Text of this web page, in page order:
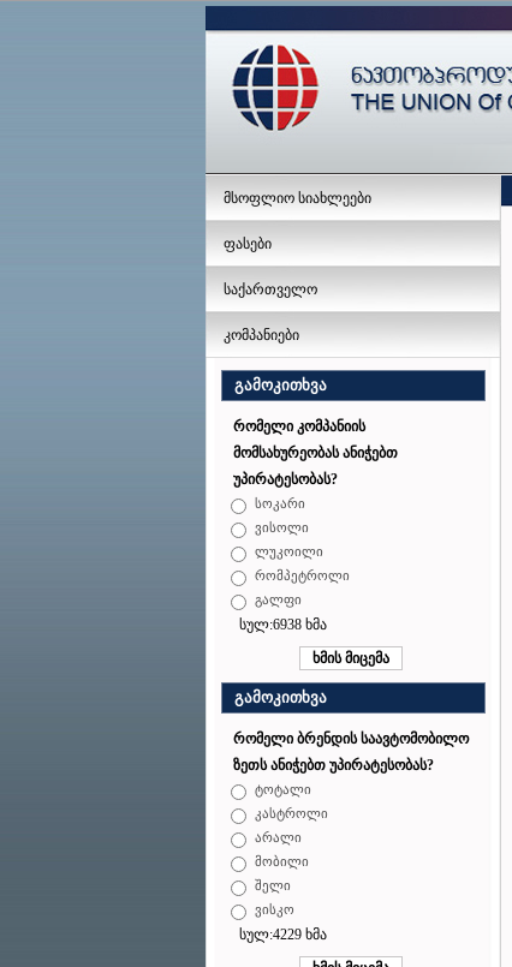
მსოფლიო სიახლეები
ფასები
საქართველო
კომპანიები
გამოკითხვა
რომელი კომპანიის
მომსახურეობას ანიჭებთ
უპირატესობას?
სოკარი
ვისოლი
ლუკოილი
რომპეტროლი
გალფი
სულ:6938 ხმა
გამოკითხვა
რომელი ბრენდის საავტომობილო
ზეთს ანიჭებთ უპირატესობას?
ტოტალი
კასტროლი
არალი
მობილი
შელი
ვისკო
სულ:4229 ხმა